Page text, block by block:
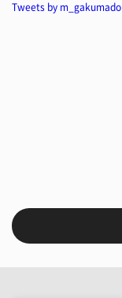
Tweets by m_gakumado